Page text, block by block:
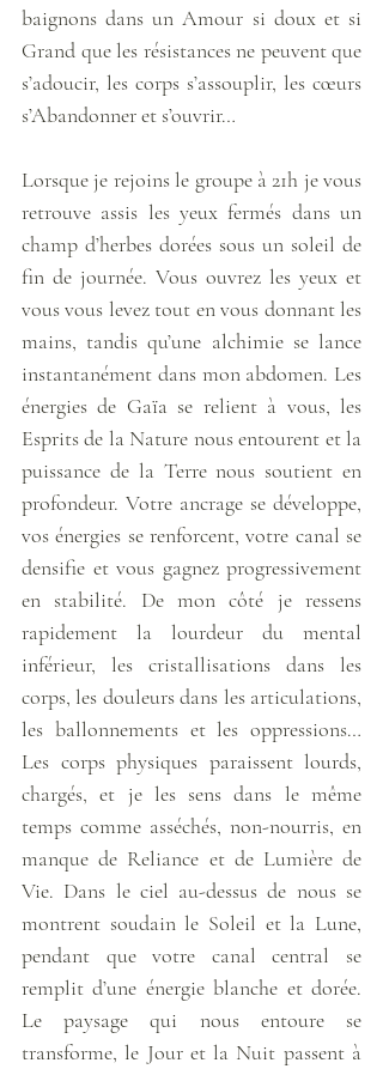
baignons dans un Amour si doux et si
Grand que les résistances ne peuvent que
s’adoucir, les corps s’assouplir, les cœurs
s’Abandonner et s’ouvrir…
Lorsque je rejoins le groupe à 21h je vous
retrouve assis les yeux fermés dans un
champ d’herbes dorées sous un soleil de
fin de journée. Vous ouvrez les yeux et
vous vous levez tout en vous donnant les
mains, tandis qu’une alchimie se lance
instantanément dans mon abdomen. Les
énergies de Gaïa se relient à vous, les
Esprits de la Nature nous entourent et la
puissance de la Terre nous soutient en
profondeur. Votre ancrage se développe,
vos énergies se renforcent, votre canal se
densifie et vous gagnez progressivement
en stabilité. De mon côté je ressens
rapidement la lourdeur du mental
inférieur, les cristallisations dans les
corps, les douleurs dans les articulations,
les ballonnements et les oppressions…
Les corps physiques paraissent lourds,
chargés, et je les sens dans le même
temps comme asséchés, non-nourris, en
manque de Reliance et de Lumière de
Vie. Dans le ciel au-dessus de nous se
montrent soudain le Soleil et la Lune,
pendant que votre canal central se
remplit d’une énergie blanche et dorée.
Le paysage qui nous entoure se
transforme, le Jour et la Nuit passent à